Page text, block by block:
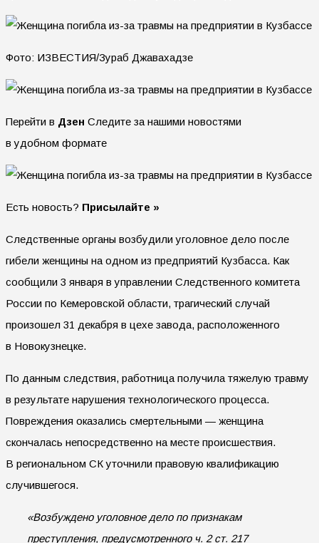
Фото: ИЗВЕСТИЯ/Зураб Джавахадзе
Перейти в Дзен Следите за нашими новостями
в удобном формате
Есть новость? Присылайте »
Следственные органы возбудили уголовное дело после
гибели женщины на одном из предприятий Кузбасса. Как
сообщили 3 января в управлении Следственного комитета
России по Кемеровской области, трагический случай
произошел 31 декабря в цехе завода, расположенного
в Новокузнецке.
По данным следствия, работница получила тяжелую травму
в результате нарушения технологического процесса.
Повреждения оказались смертельными — женщина
скончалась непосредственно на месте происшествия.
В региональном СК уточнили правовую квалификацию
случившегося.
«Возбуждено уголовное дело по признакам
преступления, предусмотренного ч. 2 ст. 217